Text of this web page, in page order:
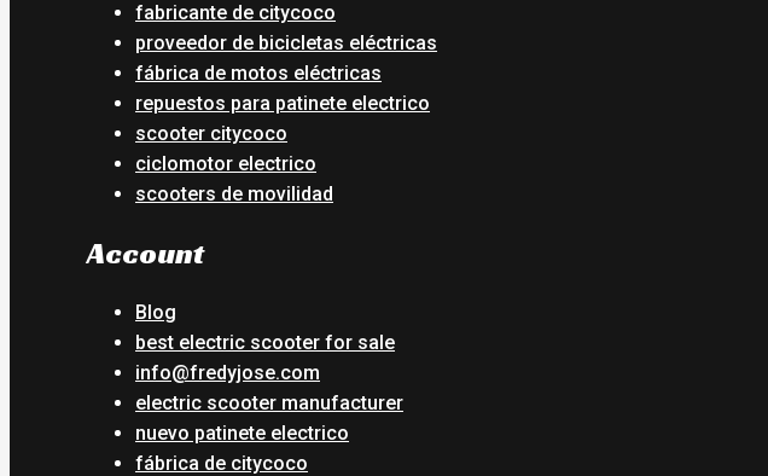
fabricante de citycoco
proveedor de bicicletas eléctricas
fábrica de motos eléctricas
repuestos para patinete electrico
scooter citycoco
ciclomotor electrico
scooters de movilidad
Account
Blog
best electric scooter for sale
info@fredyjose.com
electric scooter manufacturer
nuevo patinete electrico
fábrica de citycoco